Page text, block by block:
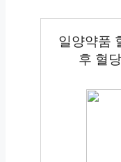
일양약품
후 혈